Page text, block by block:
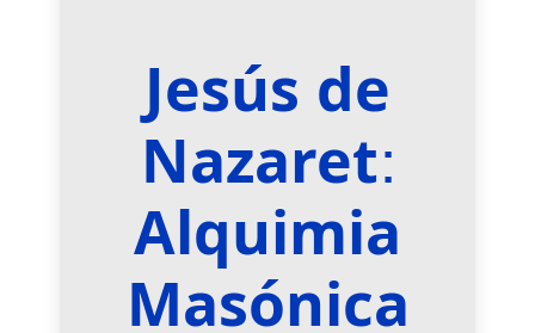
Jesús de
Nazaret:
Alquimia
Masónica